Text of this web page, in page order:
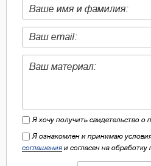
Я хочу получить свидетельство о
Я ознакомлен и принимаю
соглашения и согласен на